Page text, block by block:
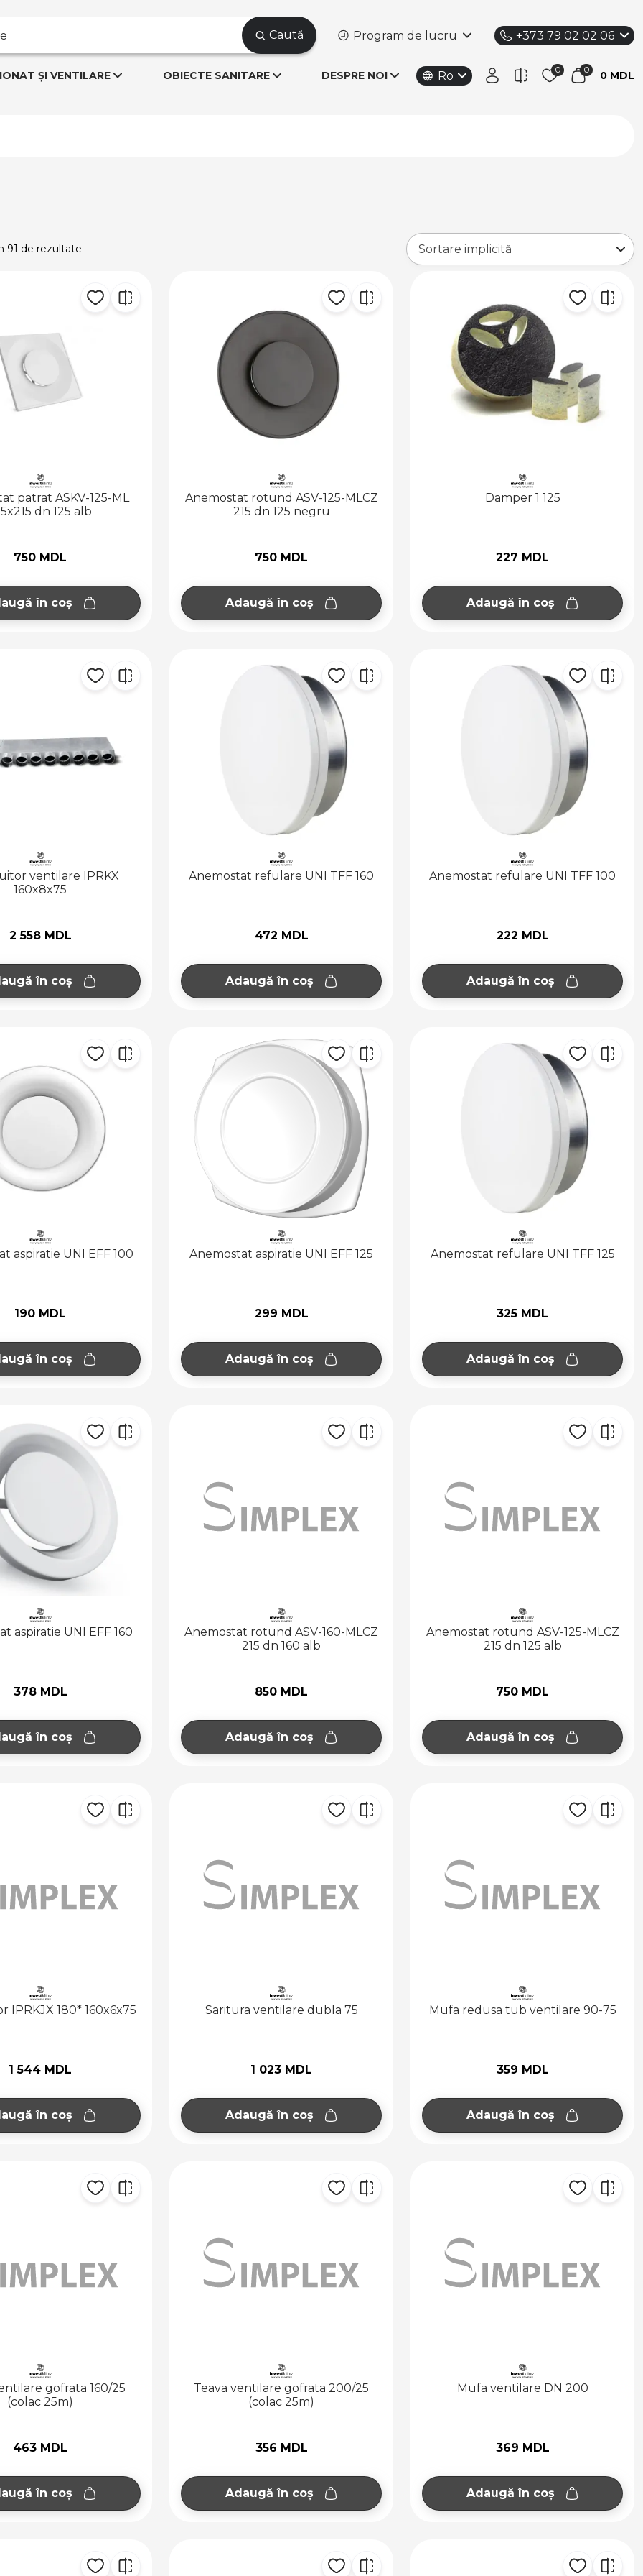
Caută Program de lucru +373 79 02 02 06
ȘI VENTILARE OBIECTE SANITARE DESPRE NOI Ro 0 MDL
91 de rezultate
patrat ASKV-125-ML
dn 125 alb
750 MDL
în coș
Anemostat rotund ASV-125-MLCZ
215 dn 125 negru
750 MDL
Adaugă în coș
Damper 1 125
227 MDL
Adaugă în coș
ventilare IPRKX
160x8x75
2 558 MDL
în coș
Anemostat refulare UNI TFF 160
472 MDL
Adaugă în coș
Anemostat refulare UNI TFF 100
222 MDL
Adaugă în coș
aspiratie UNI EFF 100
190 MDL
în coș
Anemostat aspiratie UNI EFF 125
299 MDL
Adaugă în coș
Anemostat refulare UNI TFF 125
325 MDL
Adaugă în coș
aspiratie UNI EFF 160
378 MDL
în coș
Anemostat rotund ASV-160-MLCZ
215 dn 160 alb
850 MDL
Adaugă în coș
Anemostat rotund ASV-125-MLCZ
215 dn 125 alb
750 MDL
Adaugă în coș
IPRKJX 180* 160x6x75
1 544 MDL
în coș
Saritura ventilare dubla 75
1 023 MDL
Adaugă în coș
Mufa redusa tub ventilare 90-75
359 MDL
Adaugă în coș
gofrata 160/25
(colac 25m)
463 MDL
în coș
Teava ventilare gofrata 200/25
(colac 25m)
356 MDL
Adaugă în coș
Mufa ventilare DN 200
369 MDL
Adaugă în coș